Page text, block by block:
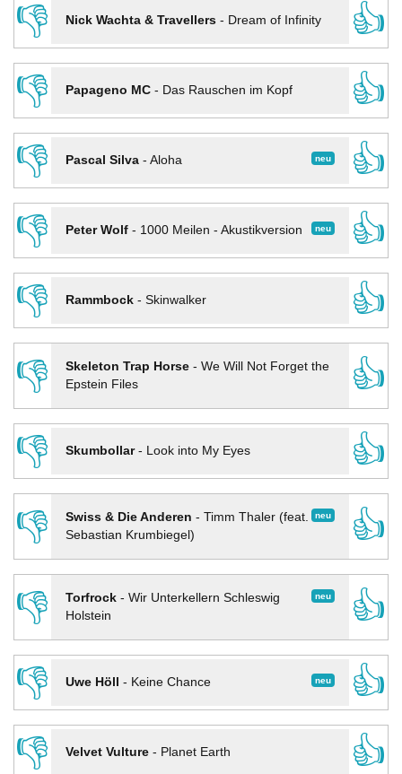
👎
Nick Wachta & Travellers- Dream of Infinity
👍
👎
Papageno MC- Das Rauschen im Kopf
👍
👎
neu
Pascal Silva- Aloha
👍
👎
neu
Peter Wolf- 1000 Meilen - Akustikversion
👍
👎
Rammbock- Skinwalker
👍
👎
Skeleton Trap Horse- We Will Not Forget the
Epstein Files
👍
👎
Skumbollar- Look into My Eyes
👍
👎
neu
Swiss & Die Anderen - Timm Thaler (feat.
Sebastian Krumbiegel)
👍
👎 neu
Torfrock- Wir Unterkellern Schleswig
Holstein
👍
👎
neu
Uwe Höll - Keine Chance
👍
👎
Velvet Vulture- Planet Earth
👍